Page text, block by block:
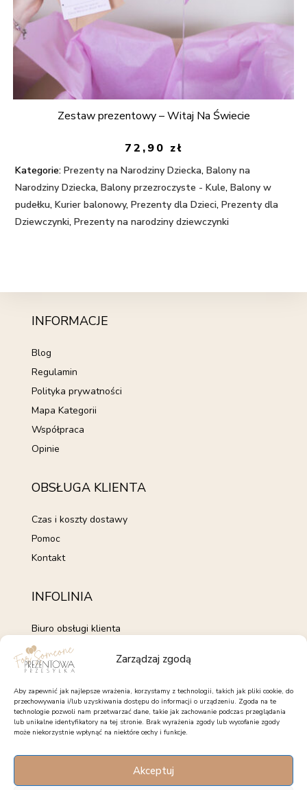
Zarządzaj zgodą
Aby zapewnić jak najlepsze wrażenia, korzystamy z technologii, takich jak pliki cookie, do
przechowywania i/lub uzyskiwania dostępu do informacji o urządzeniu. Zgoda na te
technologie pozwoli nam przetwarzać dane, takie jak zachowanie podczas przeglądania
lub unikalne identyfikatory na tej stronie. Brak wyrażenia zgody lub wycofanie zgody
może niekorzystnie wpłynąć na niektóre cechy i funkcje.
Akceptuj
Zestaw prezentowy – Witaj Na Świecie
72,90 zł
Kategorie: Prezenty na Narodziny Dziecka,Balony na
Narodziny Dziecka,Balony przezroczyste - Kule,Balony w
pudełku,Kurier balonowy,Prezenty dla Dzieci,Prezenty dla
Dziewczynki,Prezenty na narodziny dziewczynki
INFORMACJE
Blog
Regulamin
Polityka prywatności
Mapa Kategorii
Współpraca
Opinie
OBSŁUGA KLIENTA
Czas i koszty dostawy
Pomoc
Kontakt
INFOLINIA
Biuro obsługi klienta
+48 735 843 843
pon. - pt. 7:00 - 15:00
kontakt@forsomeone.pl